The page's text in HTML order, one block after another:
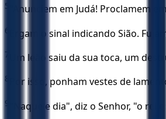
5 "Anunciem em Judá! Proclamem
6 Ergam o sinal indicando Sião.
7 Um leão saiu da sua toca, um
8 Por isso, ponham vestes de
9 "Naquele dia", diz o Senhor, "o